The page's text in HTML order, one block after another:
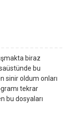
biraz
bu
sinir oldum onları
tekrar
bu dosyaları